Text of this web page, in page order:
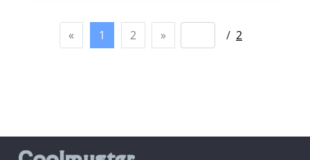
« 1 2 » / 2